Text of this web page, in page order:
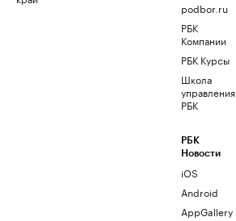
podbor.ru
РБК
Компании
РБК Курсы
Школа
управления
РБК
РБК
Новости
iOS
Android
AppGallery